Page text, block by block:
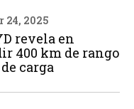
24, 2025
revela en
400 km de rango
carga